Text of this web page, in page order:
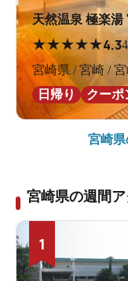
天然温泉 極楽湯
★★★★★4.3
宮崎県 / 宮崎 /
日帰り
クーポ
宮崎県
宮崎県の週間
1